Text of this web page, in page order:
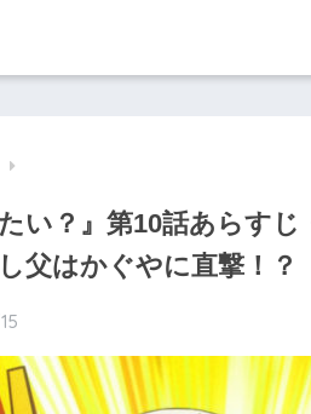
い？』第10話あらす
父はかぐやに直撃！？